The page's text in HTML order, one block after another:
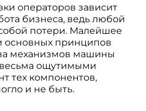
операторов зависит
бизнеса, ведь любой
потери. Малейшее
основных принципов
механизмов машины
ощутимыми
тех компонентов,
и не быть.